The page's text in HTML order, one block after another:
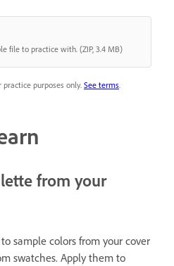
file to practice with. (ZIP, 3.4 MB)
purposes only. See terms
from your
sample colors from your cover
swatches. Apply them to